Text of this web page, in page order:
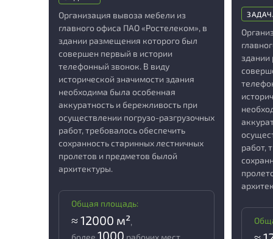
Организация вывоза мебели из
главного офиса ПАО «Ростелеком», в
здании размещения которого был
совершен первый в истории
телефонный звонок. В виду
исторической значимости здания
необходима была особенная
аккуратность и бережливость при
осуществлении погрузо-разгрузочных
работ, требовалось обеспечить
сохранность старинных лестничных
пролетов и предметов былой
архитектуры.
Общая площадь:
≈ 12000 м²,
более 1000 рабочих мест
работ,